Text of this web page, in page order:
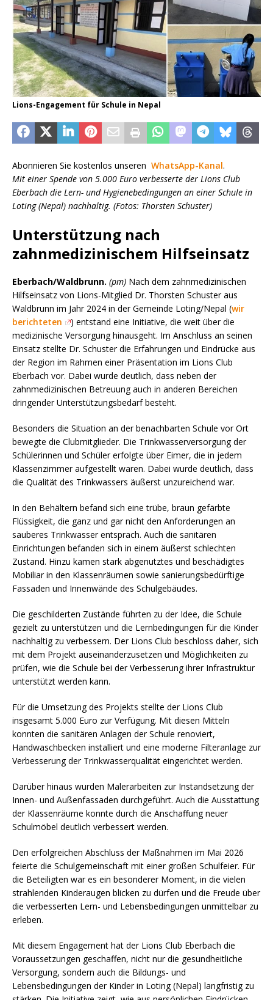
Lions-Engagement für Schule in Nepal
Abonnieren Sie kostenlos unseren WhatsApp-Kanal.
Mit einer Spende von 5.000 Euro verbesserte der Lions Club
Eberbach die Lern- und Hygienebedingungen an einer Schule in
Loting (Nepal) nachhaltig. (Fotos: Thorsten Schuster)
Unterstützung nach
zahnmedizinischem Hilfseinsatz
Eberbach/Waldbrunn. (pm) Nach dem zahnmedizinischen
Hilfseinsatz von Lions-Mitglied Dr. Thorsten Schuster aus
Waldbrunn im Jahr 2024 in der Gemeinde Loting/Nepal (wir
berichteten
) entstand eine Initiative, die weit über die
medizinische Versorgung hinausgeht. Im Anschluss an seinen
Einsatz stellte Dr. Schuster die Erfahrungen und Eindrücke aus
der Region im Rahmen einer Präsentation im Lions Club
Eberbach vor. Dabei wurde deutlich, dass neben der
zahnmedizinischen Betreuung auch in anderen Bereichen
dringender Unterstützungsbedarf besteht.
Besonders die Situation an der benachbarten Schule vor Ort
bewegte die Clubmitglieder. Die Trinkwasserversorgung der
Schülerinnen und Schüler erfolgte über Eimer, die in jedem
Klassenzimmer aufgestellt waren. Dabei wurde deutlich, dass
die Qualität des Trinkwassers äußerst unzureichend war.
In den Behältern befand sich eine trübe, braun gefärbte
Flüssigkeit, die ganz und gar nicht den Anforderungen an
sauberes Trinkwasser entsprach. Auch die sanitären
Einrichtungen befanden sich in einem äußerst schlechten
Zustand. Hinzu kamen stark abgenutztes und beschädigtes
Mobiliar in den Klassenräumen sowie sanierungsbedürftige
Fassaden und Innenwände des Schulgebäudes.
Die geschilderten Zustände führten zu der Idee, die Schule
gezielt zu unterstützen und die Lernbedingungen für die Kinder
nachhaltig zu verbessern. Der Lions Club beschloss daher, sich
mit dem Projekt auseinanderzusetzen und Möglichkeiten zu
prüfen, wie die Schule bei der Verbesserung ihrer Infrastruktur
unterstützt werden kann.
Für die Umsetzung des Projekts stellte der Lions Club
insgesamt 5.000 Euro zur Verfügung. Mit diesen Mitteln
konnten die sanitären Anlagen der Schule renoviert,
Handwaschbecken installiert und eine moderne Filteranlage zur
Verbesserung der Trinkwasserqualität eingerichtet werden.
Darüber hinaus wurden Malerarbeiten zur Instandsetzung der
Innen- und Außenfassaden durchgeführt. Auch die Ausstattung
der Klassenräume konnte durch die Anschaffung neuer
Schulmöbel deutlich verbessert werden.
Den erfolgreichen Abschluss der Maßnahmen im Mai 2026
feierte die Schulgemeinschaft mit einer großen Schulfeier. Für
die Beteiligten war es ein besonderer Moment, in die vielen
strahlenden Kinderaugen blicken zu dürfen und die Freude über
die verbesserten Lern- und Lebensbedingungen unmittelbar zu
erleben.
Mit diesem Engagement hat der Lions Club Eberbach die
Voraussetzungen geschaffen, nicht nur die gesundheitliche
Versorgung, sondern auch die Bildungs- und
Lebensbedingungen der Kinder in Loting (Nepal) langfristig zu